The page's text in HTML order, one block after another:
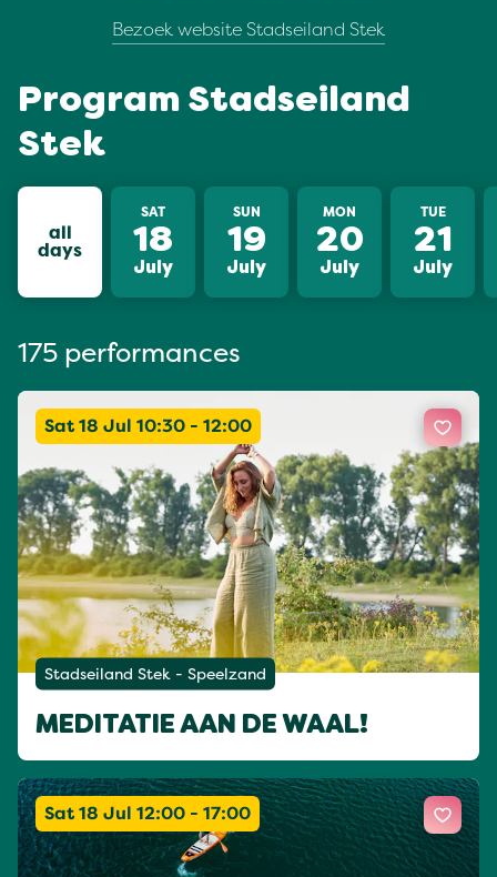
Bezoek website Stadseiland Stek
Program Stadseiland
Stek
all
days
SAT
18
July
SUN
19
July
MON
20
July
TUE
21
July
175 performances
Sat 18 Jul 10:30 - 12:00
Stadseiland Stek - Speelzand
MEDITATIE AAN DE WAAL!
Sat 18 Jul 12:00 - 17:00